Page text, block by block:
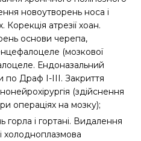
новоутворень носа і
атрезії хоан.
основи черепа,
(мозкової
Ендоназальний
по Драф I-III. Закриття
(здійснення
операціях на мозку);
горла і гортані. Видалення
холодноплазмова